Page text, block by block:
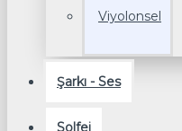
Viyolonsel
Şarkı - Ses
Solfej